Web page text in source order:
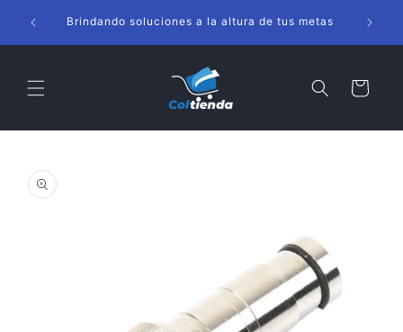
directamenteBrindando soluciones a la altura de tus metas
Carrito
a la
información